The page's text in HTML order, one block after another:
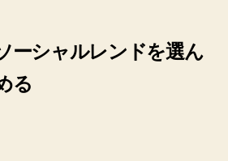
ーシャルレンドを選ん
る